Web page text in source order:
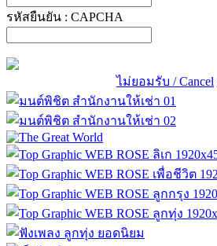
รหัสยืนยัน : CAPCHA
ไม่ยอมรับ / Cancel